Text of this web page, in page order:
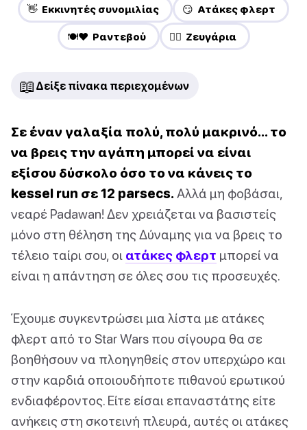
👋 Εκκινητές συνομιλίας 😏 Ατάκες φλερτ
🍽️❤️ Ραντεβού ❤️‍🔥 Ζευγάρια
📖 Δείξε πίνακα περιεχομένων
Σε έναν γαλαξία πολύ, πολύ μακρινό… το
να βρεις την αγάπη μπορεί να είναι
εξίσου δύσκολο όσο το να κάνεις το
kessel run σε 12 parsecs. Αλλά μη φοβάσαι,
νεαρέ Padawan! Δεν χρειάζεται να βασιστείς
μόνο στη θέληση της Δύναμης για να βρεις το
τέλειο ταίρι σου, οι ατάκες φλερτ μπορεί να
είναι η απάντηση σε όλες σου τις προσευχές.
Έχουμε συγκεντρώσει μια λίστα με ατάκες
φλερτ από το Star Wars που σίγουρα θα σε
βοηθήσουν να πλοηγηθείς στον υπερχώρο και
στην καρδιά οποιουδήποτε πιθανού ερωτικού
ενδιαφέροντος. Είτε είσαι επαναστάτης είτε
ανήκεις στη σκοτεινή πλευρά, αυτές οι ατάκες